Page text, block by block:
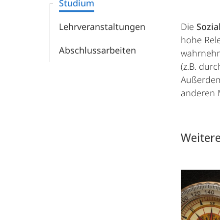
Studium
Lehrveranstaltungen
Abschlussarbeiten
Die
hohe
(z.B.
anderen